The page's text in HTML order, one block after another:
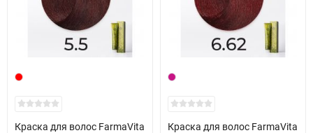
Краска для волос FarmaVita
Краска для волос FarmaVita